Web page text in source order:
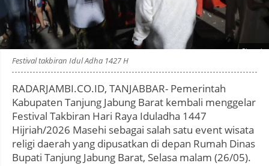
Photo by
Festival takbiran Idul Adha 1427 H
RADARJAMBI.CO.ID, TANJABBAR- Pemerintah
Kabupaten Tanjung Jabung Barat kembali menggelar
Festival Takbiran Hari Raya Iduladha 1447
Hijriah/2026 Masehi sebagai salah satu event wisata
religi daerah yang dipusatkan di depan Rumah Dinas
Bupati Tanjung Jabung Barat, Selasa malam (26/05).